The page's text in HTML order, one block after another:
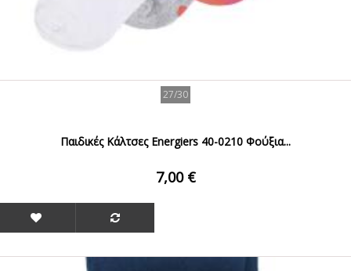
27/30
Παιδικές Κάλτσες Energiers 40-0210 Φούξια...
7,00 €